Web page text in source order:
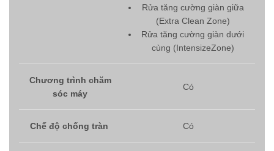
Rửa tăng cường giàn giữa
(Extra Clean Zone)
Rửa tăng cường giàn dưới
cùng (IntensizeZone)
Chương trình chăm
sóc máy
Có
Chế độ chống tràn Có